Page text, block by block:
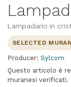
Lampadario in
SELECTED
Producer: Sylcom
Questo articolo è
muranesi verificati.